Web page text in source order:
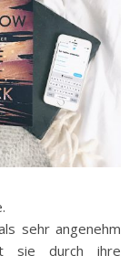
sehr angenehm
sie durch ihre